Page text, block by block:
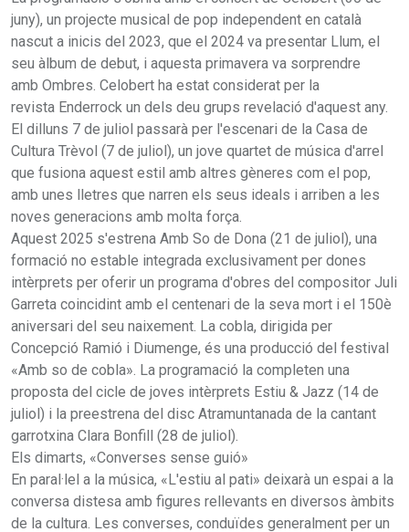
juny), un projecte musical de pop independent en català
nascut a inicis del 2023, que el 2024 va presentar Llum, el
seu àlbum de debut, i aquesta primavera va sorprendre
amb Ombres. Celobert ha estat considerat per la
revista Enderrock un dels deu grups revelació d'aquest any.
El dilluns 7 de juliol passarà per l'escenari de la Casa de
Cultura Trèvol (7 de juliol), un jove quartet de música d'arrel
que fusiona aquest estil amb altres gèneres com el pop,
amb unes lletres que narren els seus ideals i arriben a les
noves generacions amb molta força.
Aquest 2025 s'estrena Amb So de Dona (21 de juliol), una
formació no estable integrada exclusivament per dones
intèrprets per oferir un programa d'obres del compositor Juli
Garreta coincidint amb el centenari de la seva mort i el 150è
aniversari del seu naixement. La cobla, dirigida per
Concepció Ramió i Diumenge, és una producció del festival
«Amb so de cobla». La programació la completen una
proposta del cicle de joves intèrprets Estiu & Jazz (14 de
juliol) i la preestrena del disc Atramuntanada de la cantant
garrotxina Clara Bonfill (28 de juliol).
Els dimarts, «Converses sense guió»
En paral·lel a la música, «L'estiu al pati» deixarà un espai a la
conversa distesa amb figures rellevants en diversos àmbits
de la cultura. Les converses, conduïdes generalment per un